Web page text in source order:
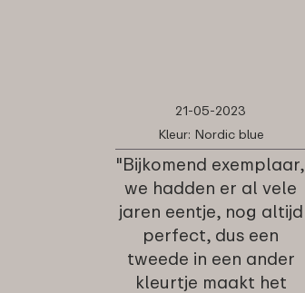
21-05-2023
Kleur: Nordic blue
"Bijkomend exemplaar,
we hadden er al vele
jaren eentje, nog altijd
perfect, dus een
tweede in een ander
kleurtje maakt het